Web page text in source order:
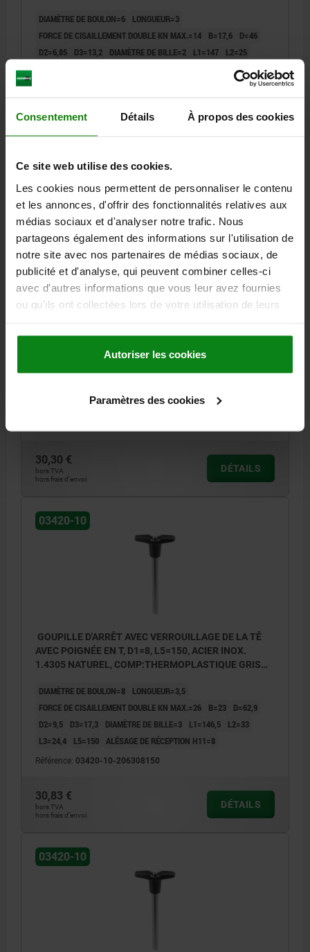
Consentement Détails À propos des cookies
Ce site web utilise des cookies.
Les cookies nous permettent de personnaliser le contenu
et les annonces, d'offrir des fonctionnalités relatives aux
médias sociaux et d'analyser notre trafic. Nous
partageons également des informations sur l'utilisation de
notre site avec nos partenaires de médias sociaux, de
publicité et d'analyse, qui peuvent combiner celles-ci
avec d'autres informations que vous leur avez fournies
ou qu'ils ont collectées lors de votre utilisation de leurs
Autoriser les cookies
Paramètres des cookies
DIAMÈTRE DE BOULON=6
LONGUEUR=3
FORCE DE CISAILLEMENT DOUBLE KN MAX.=14
B=17,6
D=46
D2=6,85
D3=13,2 DIAMÈTRE DE BILLE=2 L1=147
L2=25
29,46 €
hors TVA
03420-10
GOUPILLE D'ARRÊT AVEC VERROUILLAGE DE LA TÊ
DIAMÈTRE DE BOULON=8 LONGUEUR=3,5
FORCE DE CISAILLEMENT DOUBLE KN MAX.=26 B=23 D=62,9
L5=100 ALÉSAGE DE RÉCEPTION H11=8
30,30 €
hors TVA
hors frais d’envoi
DÉTAILS
03420-10
GOUPILLE D'ARRÊT AVEC VERROUILLAGE DE LA TÊ
AVEC POIGNÉE EN T, D1=8, L5=150, ACIER INOX.
1.4305 NATUREL, COMP:THERMOPLASTIQUE GRIS
DIAMÈTRE DE BOULON=8
LONGUEUR=3,5
FORCE DE CISAILLEMENT DOUBLE KN MAX.=26
B=23
D=62,9
D2=9,5
D3=17,3 DIAMÈTRE DE BILLE=3 L1=146,5
L2=33
L3=24,4
L5=150 ALÉSAGE DE RÉCEPTION H11=8
Référence: 03420-10-206308150
30,83 €
hors TVA
hors frais d’envoi
DÉTAILS
03420-10